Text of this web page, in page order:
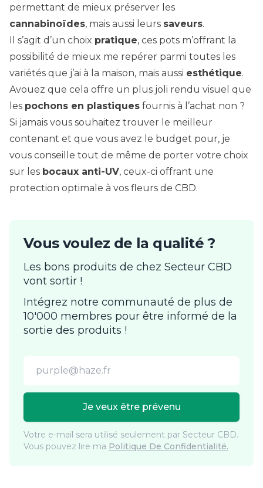
permettant de mieux préserver les
cannabinoïdes, mais aussi leurs saveurs.
Il s’agit d’un choix pratique, ces pots m’offrant la
possibilité de mieux me repérer parmi toutes les
variétés que j’ai à la maison, mais aussi esthétique.
Avouez que cela offre un plus joli rendu visuel que
les pochons en plastiques fournis à l’achat non ?
Si jamais vous souhaitez trouver le meilleur
contenant et que vous avez le budget pour, je
vous conseille tout de même de porter votre choix
sur les bocaux anti-UV, ceux-ci offrant une
protection optimale à vos fleurs de CBD.
Vous voulez de la qualité ?
Les bons produits de chez Secteur CBD
vont sortir !
Intégrez notre communauté de plus de
10'000 membres pour être informé de la
sortie des produits !
Email address
Je veux être prévenu
Votre e-mail sera utilisé seulement par Secteur CBD.
Vous pouvez lire ma Politique De Confidentialité.